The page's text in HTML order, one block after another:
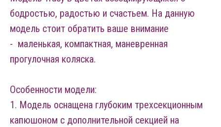
бодростью, радостью и счастьем. На данную
модель стоит обратить ваше внимание
- маленькая, компактная, маневренная
прогулочная коляска.
Особенности модели:
1. Модель оснащена глубоким трехсекционным
капюшоном с дополнительной секцией на